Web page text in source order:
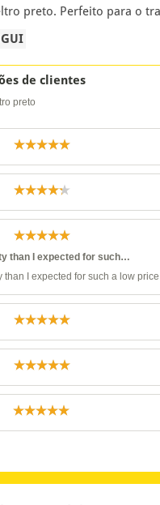
preto. Perfeito para o
de clientes
preto
than I expected for such…
than I expected for such a low price